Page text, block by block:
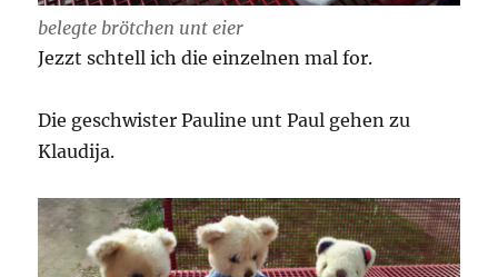
belegte brötchen unt eier
Jezzt schtell ich die einzelnen mal for.
Die geschwister Pauline unt Paul gehen zu
Klaudija.